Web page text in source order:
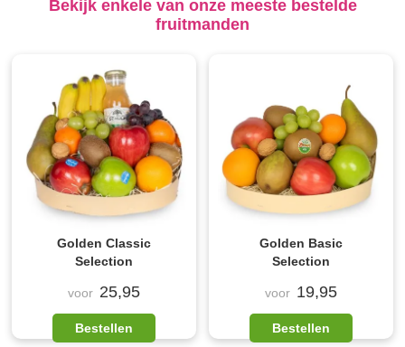
Bekijk enkele van onze meeste bestelde
fruitmanden
Golden Classic
Selection
voor 25,95
Bestellen
Golden Basic
Selection
voor 19,95
Bestellen